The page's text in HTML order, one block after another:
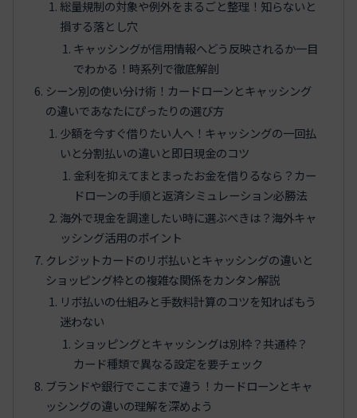
総量規制の対象や例外をまるごと整理！知らないと
損する落とし穴
キャッシングが信用情報へどう反映されるか一目
でわかる！時系列で徹底解剖
シーン別の使い分け術！カードローンとキャッシング
の違いであなたにぴったりの選び方
少額を今すぐ借りたい人へ！キャッシングの一回払
いと分割払いの違いと即日現金のコツ
金利を抑えてまとまったお金を借りるなら？カー
ドローンの手順と返済シミュレーション必勝法
海外で現金を調達したい時に選ぶべきは？海外キャ
ッシング活用のポイント
クレジットカードのリボ払いとキャッシングの違いと
ショッピング枠との複雑な関係をカンタン解説
リボ払いの仕組みと手数料計算のコツを知ればもう
迷わない
ショッピングとキャッシングは別枠？共通枠？
カード種類で異なる設定を要チェック
ブランドや銀行でここまで違う！カードローンとキャ
ッシングの違いの理解を深めよう